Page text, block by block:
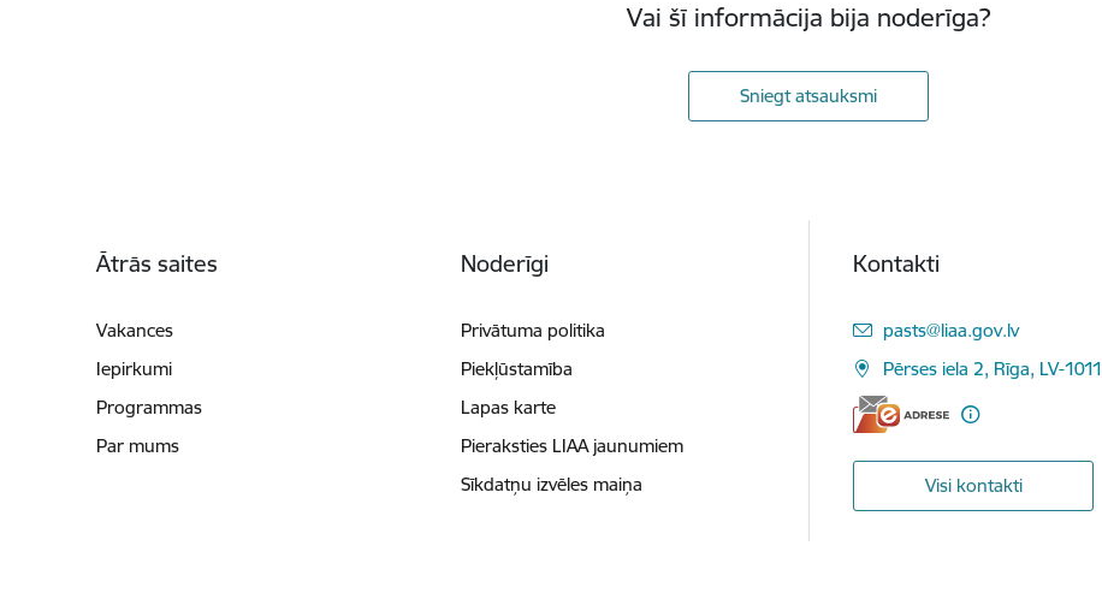
Vai šī informācija bija noderīga?
Sniegt atsauksmi
Ātrās saites
Vakances
Iepirkumi
Programmas
Par mums
Noderīgi
Privātuma politika
Piekļūstamība
Lapas karte
Pieraksties LIAA jaunumiem
Sīkdatņu izvēles maiņa
Kontakti
E-pasts:
pasts@liaa.gov.lv
Pērses iela 2, Rīga, LV-1011
Visi kontakti